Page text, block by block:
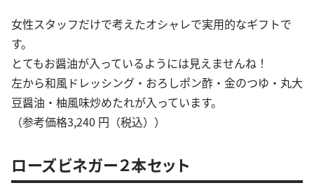
女性スタッフだけで考えたオシャレで実用的なギフトで
す。
とてもお醤油が入っているようには見えませんね！
左から和風ドレッシング・おろしポン酢・金のつゆ・丸大
豆醤油・柚風味炒めたれが入っています。
（参考価格3,240 円（税込））
ローズビネガー２本セット